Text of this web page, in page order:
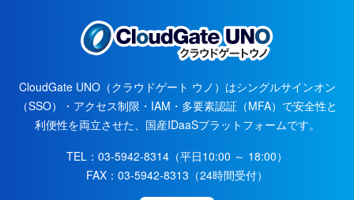
CloudGate UNO（クラウドゲート ウノ）はシングルサインオン
（SSO）・アクセス制限・IAM・多要素認証（MFA）で安全性と
利便性を両立させた、国産IDaaSプラットフォームです。
TEL： 03-5942-8314 （平日10:00 ～ 18:00）
FAX： 03-5942-8313 （24時間受付）